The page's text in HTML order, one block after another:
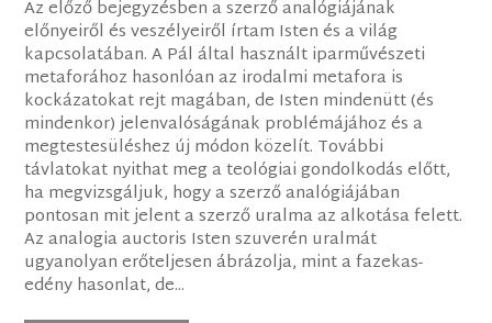
Az előző bejegyzésben a szerző analógiájának
előnyeiről és veszélyeiről írtam Isten és a világ
kapcsolatában. A Pál által használt iparművészeti
metaforához hasonlóan az irodalmi metafora is
kockázatokat rejt magában, de Isten mindenütt (és
mindenkor) jelenvalóságának problémájához és a
megtestesüléshez új módon közelít. További
távlatokat nyithat meg a teológiai gondolkodás előtt,
ha megvizsgáljuk, hogy a szerző analógiájában
pontosan mit jelent a szerző uralma az alkotása felett.
Az analogia auctoris Isten szuverén uralmát
ugyanolyan erőteljesen ábrázolja, mint a fazekas-
edény hasonlat, de...